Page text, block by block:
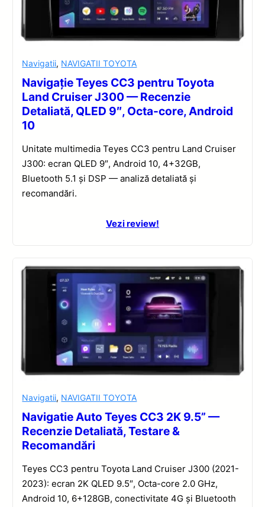
Navigatii, NAVIGATII TOYOTA
Navigație Teyes CC3 pentru Toyota
Land Cruiser J300 — Recenzie
Detaliată, QLED 9″, Octa-core, Android
10
Unitate multimedia Teyes CC3 pentru Land Cruiser
J300: ecran QLED 9″, Android 10, 4+32GB,
Bluetooth 5.1 și DSP — analiză detaliată și
recomandări.
Vezi review!
Navigatii, NAVIGATII TOYOTA
Navigatie Auto Teyes CC3 2K 9.5” —
Recenzie Detaliată, Testare &
Recomandări
Teyes CC3 pentru Toyota Land Cruiser J300 (2021-
2023): ecran 2K QLED 9.5″, Octa-core 2.0 GHz,
Android 10, 6+128GB, conectivitate 4G și Bluetooth